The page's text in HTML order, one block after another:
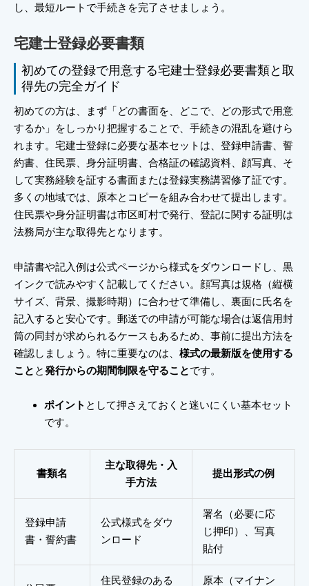
し、最短ルートで手続きを完了させましょう。
宅建士登録必要書類
初めての登録で用意する宅建士登録必要書類と取
得先の完全ガイド
初めての方は、まず「どの書面を、どこで、どの形式で用意
するか」をしっかり把握することで、手続きの混乱を避けら
れます。宅建士登録に必要な基本セットは、登録申請書、誓
約書、住民票、身分証明書、合格証の確認資料、顔写真、そ
して実務経験を証する書面または登録実務講習修了証です。
多くの地域では、原本とコピーを組み合わせて提出します。
住民票や身分証明書は市区町村で発行、登記に関する証明は
法務局が主な取得先となります。
申請書や記入例は公式ページから様式をダウンロードし、黒
インクで読みやすく記載してください。顔写真は規格（縦横
サイズ、背景、撮影時期）に合わせて準備し、裏面に氏名を
記入すると安心です。郵送での申請が可能な場合は返信用封
筒の同封が求められるケースもあるため、事前に提出方法を
確認しましょう。特に重要なのは、 様式の最新版を使用する
こと と発行からの期間制限を守ることです。
ポイント として押さえておくと迷いにくい基本セット
です。
書類名
主な取得先・入
手方法
提出形式の例
登録申請
書・誓約書
公式様式をダウ
ンロード
署名（必要に応
じ押印）、写真
貼付
住民登録のある
原本（マイナン